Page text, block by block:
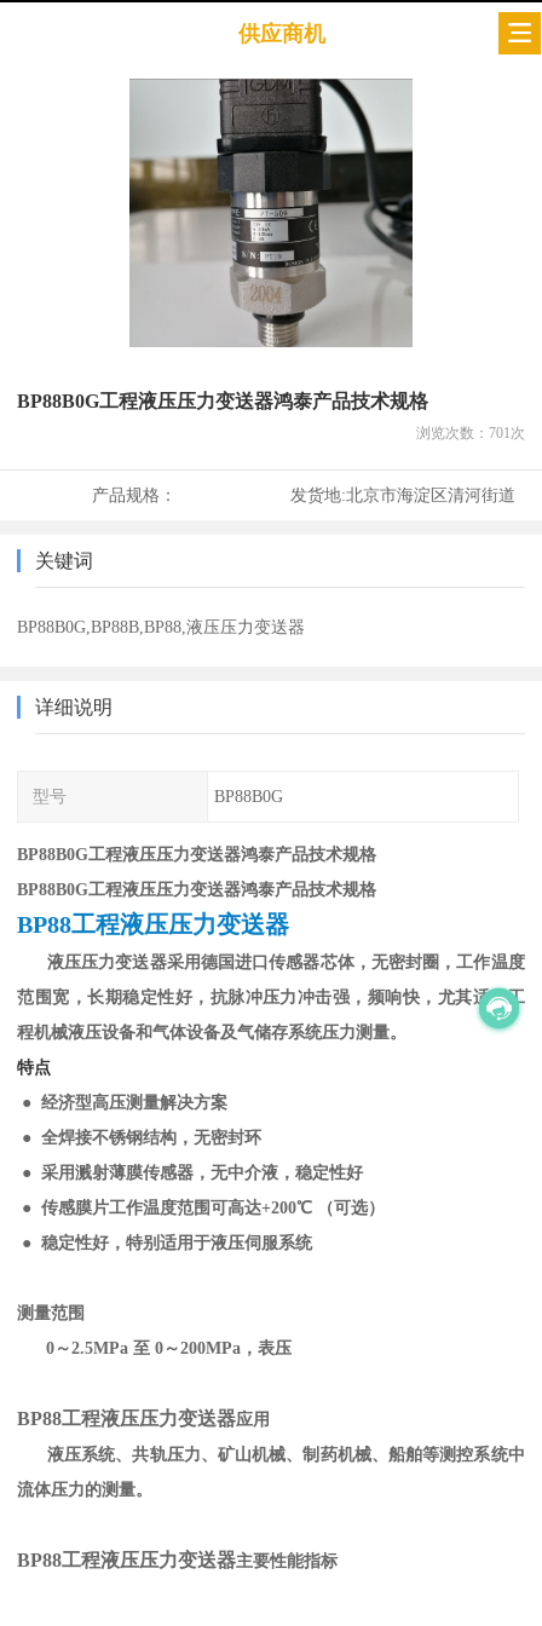
供应商机
BP88B0G工程液压压力变送器鸿泰产品技术规格
浏览次数： 701 次
产品规格： 发货地:北京市海淀区清河街道
关键词
BP88B0G,BP88B,BP88,液压压力变送器
详细说明
型号 BP88B0G
BP88B0G工程液压压力变送器鸿泰产品技术规格
BP88B0G工程液压压力变送器鸿泰产品技术规格
BP88工程液压压力变送器
液压压力变送器采用德国进口传感器芯体，无密封圈，工作温度
范围宽，长期稳定性好，抗脉冲压力冲击强，频响快，尤其适合工
程机械液压设备和气体设备及气储存系统压力测量。
特点
● 经济型高压测量解决方案
● 全焊接不锈钢结构，无密封环
● 采用溅射薄膜传感器，无中介液，稳定性好
● 传感膜片工作温度范围可高达+200℃ （可选）
● 稳定性好，特别适用于液压伺服系统
测量范围
0～2.5MPa 至 0～200MPa，表压
BP88工程液压压力变送器应用
液压系统、共轨压力、矿山机械、制药机械、船舶等测控系统中
流体压力的测量。
BP88工程液压压力变送器主要性能指标